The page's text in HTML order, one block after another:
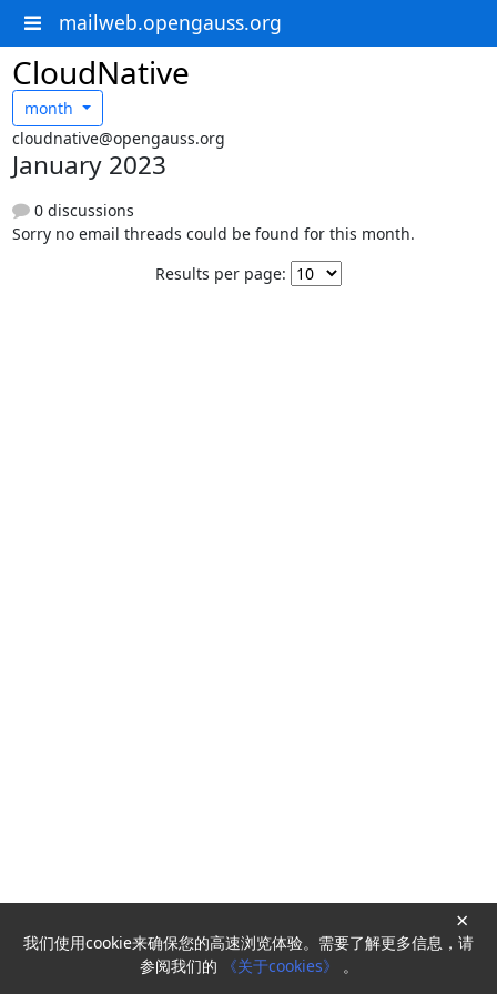
mailweb.opengauss.org
CloudNative
month
cloudnative@opengauss.org
January 2023
0 discussions
Sorry no email threads could be found for this month.
Results per page:
Powered byHyperKitty
我们使用cookie来确保您的高速浏览体验。需要了解更多信息，请
参阅我们的
《关于cookies》 。
×